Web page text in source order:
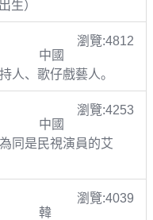
生）
瀏覽:4812
中國
人、歌仔戲藝人。
瀏覽:4253
中國
同是民視演員的艾
瀏覽:4039
韓